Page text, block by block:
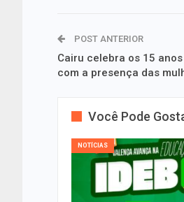
POST ANTERIOR
Cairu celebra os 15
com a presença das
Você Pode
NOTÍCIAS